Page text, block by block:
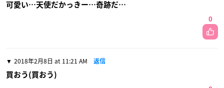
可愛い…天使だかっきー…奇跡だ…
0
2018年2月8日 at 11:21 AM 返信
買おう(買おう)